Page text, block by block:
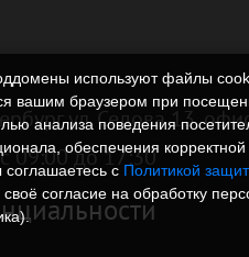
ул. Седова 13,
09:00 до 17:30
используют файлы
вашим браузером при
анализа поведения
обеспечения
с Политикой
своё согласие на обработку